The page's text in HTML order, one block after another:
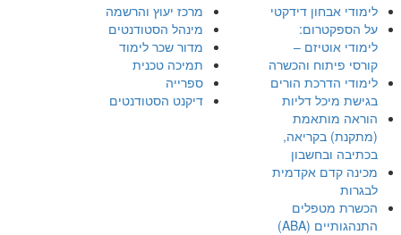
לימודי אבחון דידקטי
על הספקטרום:
לימודי אוטיזם –
קורסי פיתוח והכשרה
לימודי הדרכת הורים
בגישת מיכל דליות
הוראה מותאמת
(מתקנת) בקריאה,
בכתיבה ובחשבון
מכינה קדם אקדמית
לבגרות
הכשרת מטפלים
התנהגותיים (ABA)
מרכז יעוץ והרשמה
מינהל הסטודנטים
מדור שכר לימוד
תמיכה טכנית
ספרייה
דיקנט הסטודנטים